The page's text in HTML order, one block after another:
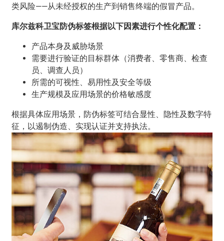
类风险——从未经授权的生产到销售终端的假冒产品。
库尔兹科卫宝防伪标签根据以下因素进行个性化配置：
产品本身及威胁场景
需要进行验证的目标群体（消费者、零售商、检查
员、调查人员）
所需的可视性、易用性及安全等级
生产规模及应用场景的价格敏感度
根据具体应用场景，防伪标签可结合显性、隐性及数字特
征，以遏制伪造、实现认证并支持执法。